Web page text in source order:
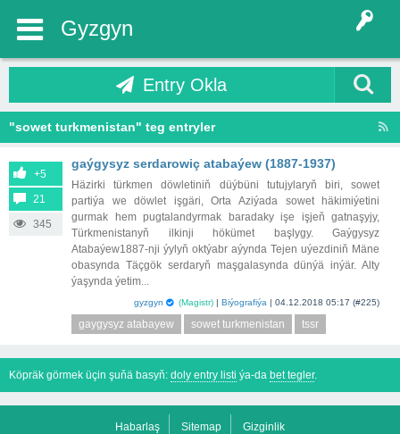
Gyzgyn
Entry Okla
"sowet turkmenistan" teg entryler
+5
21
345
gaýgysyz serdarowiç atabaýew (1887-1937)
Häzirki türkmen döwletiniň düýbüni tutujylaryň biri, sowet
partiýa we döwlet işgäri, Orta Aziýada sowet häkimiýetini
gurmak hem pugtalandyrmak baradaky işe işjeň gatnaşyjy,
Türkmenistanyň ilkinji hökümet başlygy. Gaýgysyz
Atabaýew1887-nji ýylyň oktýabr aýynda Tejen uýezdiniň Mäne
obasynda Täçgök serdaryň maşgalasynda dünýä inýär. Alty
ýaşynda ýetim...
gyzgyn (Magistr) |Biýografiýa | 04.12.2018 05:17 (#225)
gaygysyz atabayew sowet turkmenistan tssr
Köpräk görmek üçin şuňä basyň: doly entry listi ýa-da bet tegler.
Habarlaş Sitemap Gizginlik